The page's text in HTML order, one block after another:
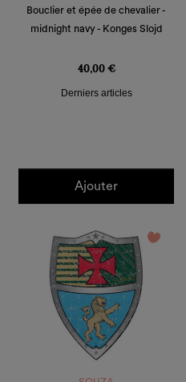
Bouclier et épée de chevalier -
midnight navy - Konges Slojd
40,00 €
Derniers articles
Ajouter
favorite_border